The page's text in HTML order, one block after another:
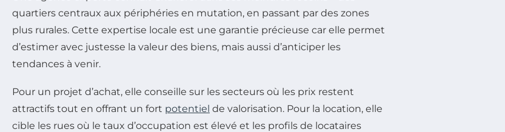
quartiers centraux aux périphéries en mutation, en passant par des zones
plus rurales. Cette expertise locale est une garantie précieuse car elle permet
d’estimer avec justesse la valeur des biens, mais aussi d’anticiper les
tendances à venir.
Pour un projet d’achat, elle conseille sur les secteurs où les prix restent
attractifs tout en offrant un fort potentiel de valorisation. Pour la location, elle
cible les rues où le taux d’occupation est élevé et les profils de locataires